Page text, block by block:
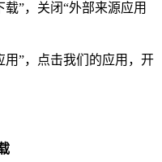
”，关闭“外部来源应用
”，点击我们的应用，开